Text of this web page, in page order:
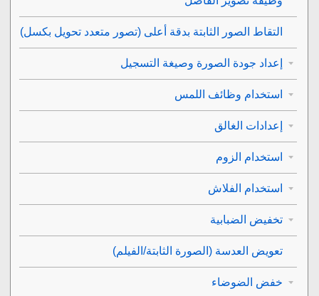
التقاط الصور الثابتة بدقة أعلى (تصور متعدد تحويل بكسل)
إعداد جودة الصورة وصيغة التسجيل
استخدام وظائف اللمس
إعدادات الغالق
استخدام الزوم
استخدام الفلاش
تخفيض الضبابية
تعويض العدسة (الصورة الثابتة/الفيلم)
خفض الضوضاء